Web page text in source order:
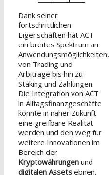
Dank seiner
fortschrittlichen
Eigenschaften hat ACT
ein breites Spektrum an
Anwendungsmöglichkeiten,
von Trading und
Arbitrage bis hin zu
Staking und Zahlungen.
Die Integration von ACT
in Alltagsfinanzgeschäfte
könnte in naher Zukunft
eine greifbare Realität
werden und den Weg für
weitere Innovationen im
Bereich der
Kryptowährungen und
digitalen Assets ebnen.